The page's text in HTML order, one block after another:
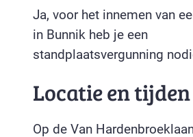
Ja, voor het innemen van
in Bunnik heb je een
standplaatsvergunning
Locatie en tijden
Op de Van